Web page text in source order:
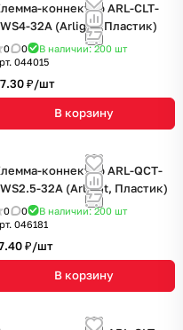
коннектор ARL-CLT-
32A (Arlight, Пластик)
0 0 В наличии: 200 шт
044015
₽/шт
В корзину
коннектор ARL-QCT-
32A (Arlight, Пластик)
0 0 В наличии: 200 шт
046181
₽/шт
В корзину